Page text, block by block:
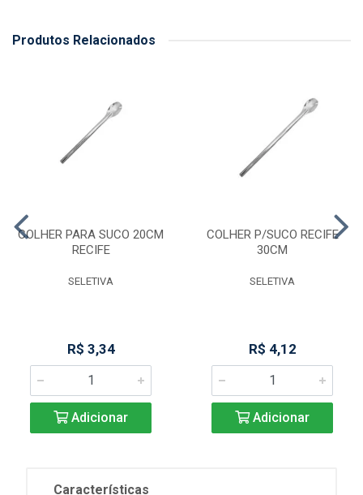
Produtos Relacionados
COLHER PARA SUCO 20CM
RECIFE
SELETIVA
R$ 3,34
Adicionar
COLHER P/SUCO RECIFE
30CM
SELETIVA
R$ 4,12
Adicionar
Características